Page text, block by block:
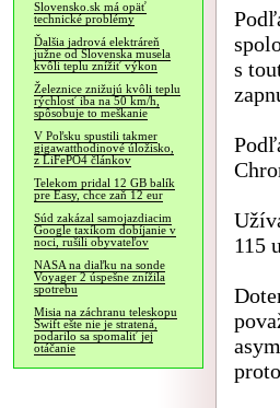
Slovensko.sk má opäť
technické problémy
Ďalšia jadrová elektráreň
južne od Slovenska musela
kvôli teplu znížiť výkon
Železnice znižujú kvôli teplu
rýchlosť iba na 50 km/h,
spôsobuje to meškanie
V Poľsku spustili takmer
gigawatthodinové úložisko,
z LiFePO4 článkov
Telekom pridal 12 GB balík
pre Easy, chce zaň 12 eur
Súd zakázal samojazdiacim
Google taxíkom dobíjanie v
noci, rušili obyvateľov
NASA na diaľku na sonde
Voyager 2 úspešne znížila
spotrebu
Misia na záchranu teleskopu
Swift ešte nie je stratená,
podarilo sa spomaliť jej
otáčanie
s
115